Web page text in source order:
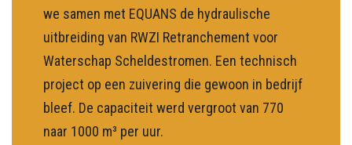
we samen met EQUANS de hydraulische
uitbreiding van RWZI Retranchement voor
Waterschap Scheldestromen. Een technisch
project op een zuivering die gewoon in bedrijf
bleef. De capaciteit werd vergroot van 770
naar 1000 m³ per uur.